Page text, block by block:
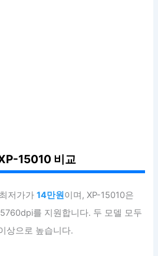
15010 비교
저가가14만원이며, XP-15010은
를 지원합니다. 두 모델 모두
상으로 높습니다.